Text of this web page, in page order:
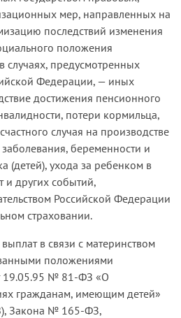
мер, направленных на
последствий изменения
положения
предусмотренных
Федерации, — иных
достижения пенсионного
потери кормильца,
случая на производстве
беременности и
(детей), ухода за ребенком в
и других событий,
Российской Федерации
страховании.
в связи с материнством
положениями
19.05.95 № 81-ФЗ «О
гражданам, имеющим детей»
Закона № 165-ФЗ,